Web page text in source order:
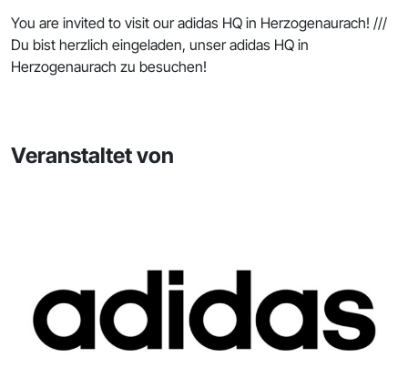
You are invited to visit our adidas HQ in Herzogenaurach! ///
Du bist herzlich eingeladen, unser adidas HQ in
Herzogenaurach zu besuchen!
Veranstaltet von